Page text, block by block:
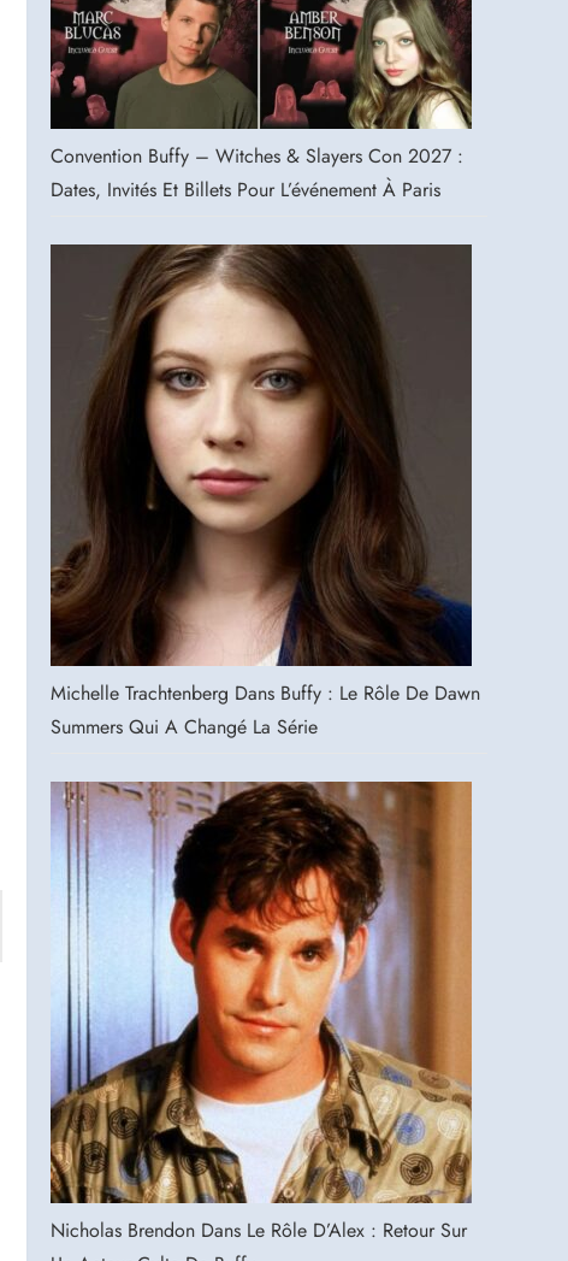
Convention Buffy – Witches & Slayers Con 2027 :
Dates, Invités Et Billets Pour L’événement À Paris
Michelle Trachtenberg Dans Buffy : Le Rôle De Dawn
Summers Qui A Changé La Série
Nicholas Brendon Dans Le Rôle D’Alex : Retour Sur